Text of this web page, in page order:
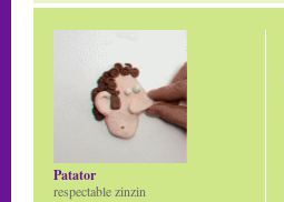
Patator
respectable zinzin